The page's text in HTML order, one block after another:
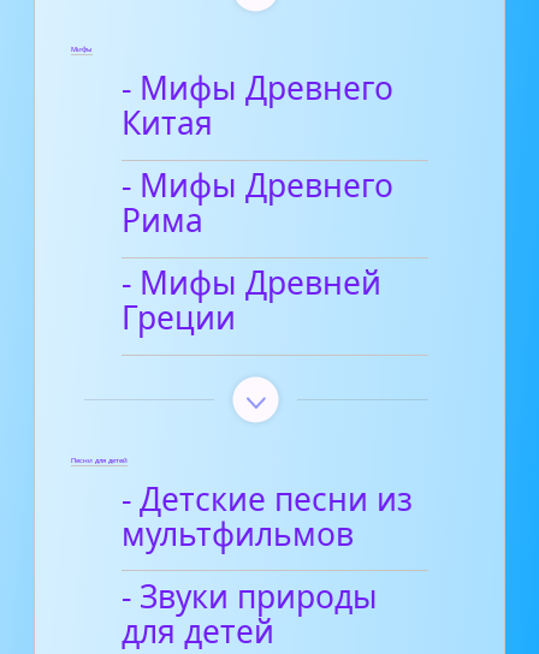
Мифы
- Мифы Древнего
Китая
- Мифы Древнего
Рима
- Мифы Древней
Греции
Песни для детей
- Детские песни из
мультфильмов
- Звуки природы
для детей